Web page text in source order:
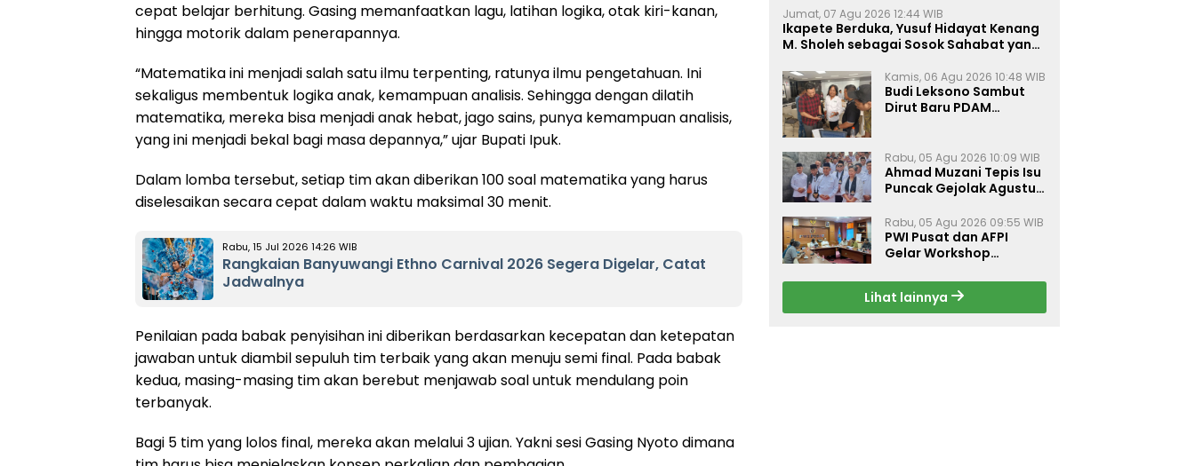
cepat belajar berhitung. Gasing memanfaatkan lagu, latihan logika, otak kiri-kanan,
hingga motorik dalam penerapannya.
“Matematika ini menjadi salah satu ilmu terpenting, ratunya ilmu pengetahuan. Ini
sekaligus membentuk logika anak, kemampuan analisis. Sehingga dengan dilatih
matematika, mereka bisa menjadi anak hebat, jago sains, punya kemampuan analisis,
yang ini menjadi bekal bagi masa depannya,” ujar Bupati Ipuk.
Dalam lomba tersebut, setiap tim akan diberikan 100 soal matematika yang harus
diselesaikan secara cepat dalam waktu maksimal 30 menit.
Rabu, 15 Jul 2026 14:26 WIB
Rangkaian Banyuwangi Ethno Carnival 2026 Segera Digelar, Catat
Jadwalnya
Penilaian pada babak penyisihan ini diberikan berdasarkan kecepatan dan ketepatan
jawaban untuk diambil sepuluh tim terbaik yang akan menuju semi final. Pada babak
kedua, masing-masing tim akan berebut menjawab soal untuk mendulang poin
terbanyak.
Bagi 5 tim yang lolos final, mereka akan melalui 3 ujian. Yakni sesi Gasing Nyoto dimana
Jumat, 07 Agu 2026 12:44 WIB
Ikapete Berduka, Yusuf Hidayat Kenang
M. Sholeh sebagai Sosok Sahabat yang
Kamis, 06 Agu 2026 10:48 WIB
Budi Leksono Sambut
Dirut Baru PDAM
Makin Prima
Rabu, 05 Agu 2026 10:09 WIB
Ahmad Muzani Tepis Isu
Puncak Gejolak Agustus
Perkuat Persatuan
Rabu, 05 Agu 2026 09:55 WIB
PWI Pusat dan AFPI
Gelar Workshop
Inklusi Keuangan, dan
Perlindungan Publik
Lihat lainnya